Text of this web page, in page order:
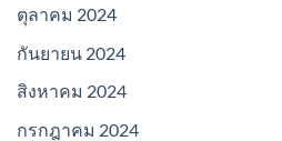
ตุลาคม 2024
กันยายน 2024
สิงหาคม 2024
กรกฎาคม 2024